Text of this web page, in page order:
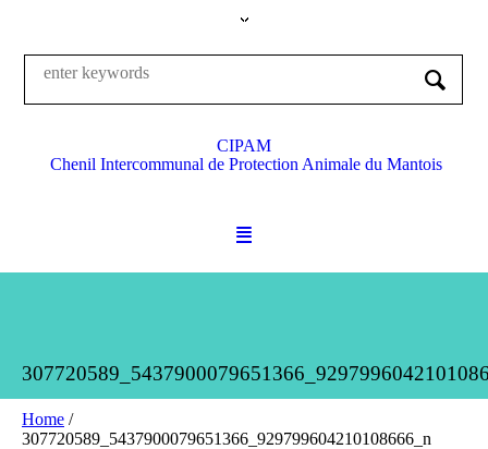
CIPAM
Chenil Intercommunal de Protection Animale du Mantois
Home /
307720589_5437900079651366_929799604210108666_n